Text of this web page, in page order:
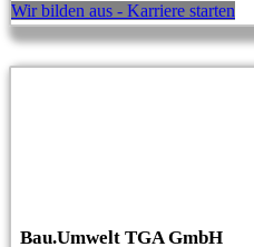
Wir bilden aus - Karriere starten
Bau.Umwelt TGA GmbH